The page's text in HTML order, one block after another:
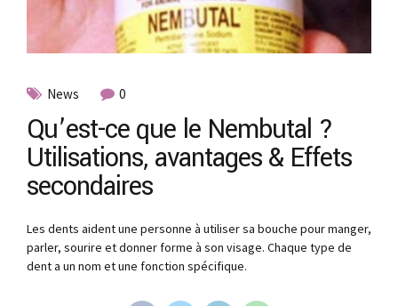
News 0
Qu’est-ce que le Nembutal ?
Utilisations, avantages & Effets
secondaires
Les dents aident une personne à utiliser sa bouche pour manger,
parler, sourire et donner forme à son visage. Chaque type de
dent a un nom et une fonction spécifique.